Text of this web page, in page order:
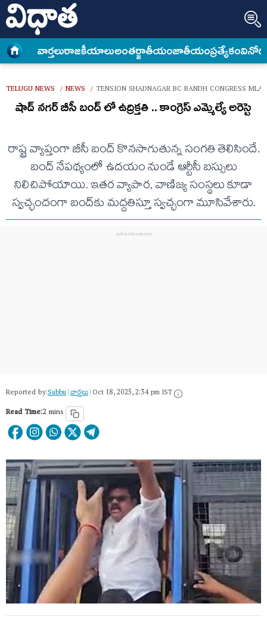
వార్త‌లురాజకీయాలుఅంత‌ర్జాతీయంజాతీయంప్రత్యేకం
TELUGU NEWS / NEWS / TENSION SHADNAGAR BC BANDH CONGRESS
షాద్ నగర్ బీసీ బంద్ లో ఉద్రిక్తతి .. కాంగ్రెస్ ఎమ్మెల్యే అరెస్టె
రాష్ట్ర వ్యాప్తంగా బీసీ బంద్ కొనసాగుతున్న సంగతి తెలిసిందే.
బంద్ నేపథ్యంలో ఉదయం నుండే ఆర్టీసీ బస్సులు
నిలిచిపోయాయి. ఇతర వ్యాపార, వాణిజ్య సంస్థలు కూడా
స్వచ్ఛందంగా బంద్‌కు మద్దతిస్తూ స్వచ్ఛంగా మూసివేశారు.
Reported by:Subbu|వార్త‌లు|Oct 18, 2025, 2:34 pm IST
Read Time:2 mins